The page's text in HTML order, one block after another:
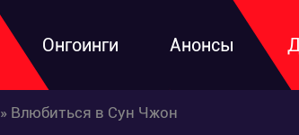
Онгоинги Анонсы
» Влюбиться в Сун Чжон